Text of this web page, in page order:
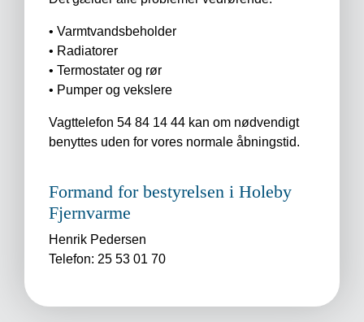
• Varmtvandsbeholder
• Radiatorer
• Termostater og rør
• Pumper og vekslere
Vagttelefon 54 84 14 44 kan om nødvendigt
benyttes uden for vores normale åbningstid.
Formand for bestyrelsen i Holeby
Fjernvarme
Henrik Pedersen
Telefon: 25 53 01 70